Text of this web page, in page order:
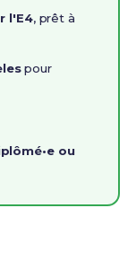
l'E4, prêt à
pour
ou